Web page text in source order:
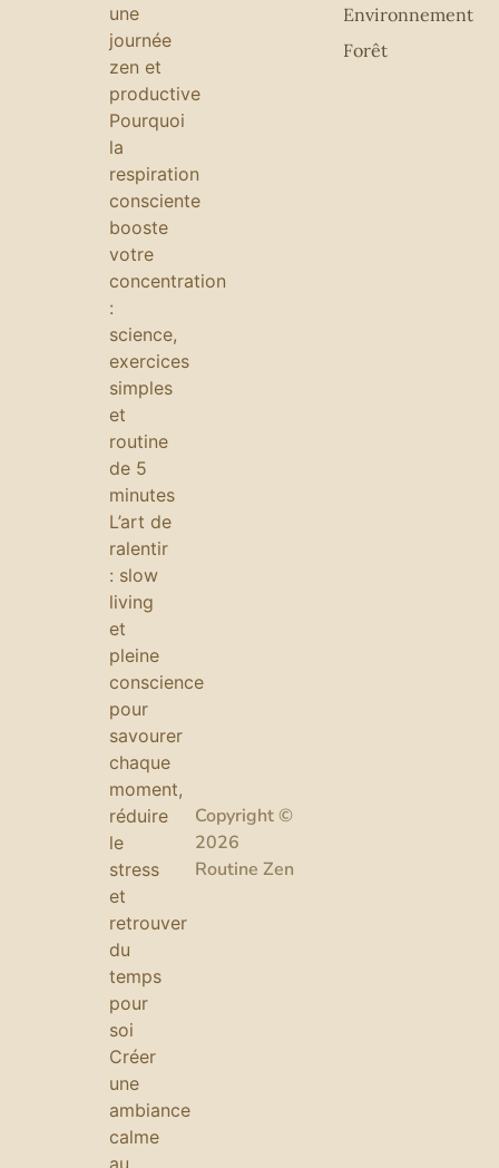
une
journée
zen et
productive
Pourquoi
la
respiration
consciente
booste
votre
concentration
:
science,
exercices
simples
et
routine
de 5
minutes
L’art de
ralentir
: slow
living
et
pleine
conscience
pour
savourer
chaque
moment,
réduire
le
stress
et
retrouver
du
temps
pour
soi
Créer
une
ambiance
calme
au
Copyright ©
2026
Routine Zen
Environnement
Forêt